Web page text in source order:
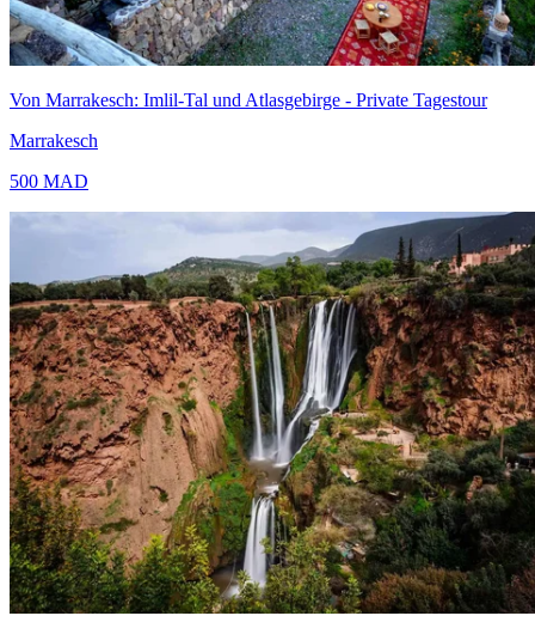
Von Marrakesch: Imlil-Tal und Atlasgebirge - Private Tagestour
Marrakesch
500 MAD